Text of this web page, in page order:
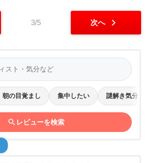
3/5 次へ chevron_right
朝の目覚まし 集中したい 謎解き気分
search レビューを検索